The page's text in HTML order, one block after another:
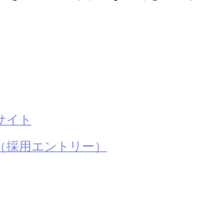
イト
用エントリー）